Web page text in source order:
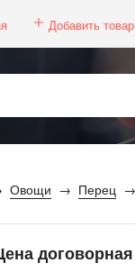
Добавить товар
Овощи Перец
договорная